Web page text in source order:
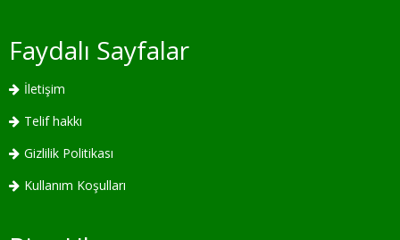
Faydalı Sayfalar
İletişim
Telif hakkı
Gizlilik Politikası
Kullanım Koşulları